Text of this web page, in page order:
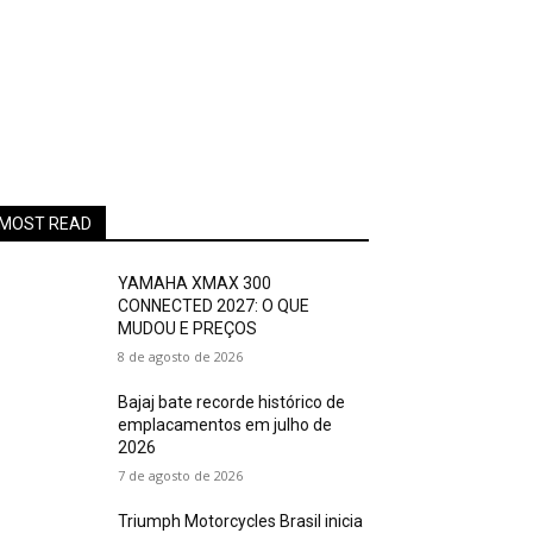
READ
YAMAHA XMAX 300
CONNECTED 2027: O QUE
MUDOU E PREÇOS
8 de agosto de 2026
Bajaj bate recorde histórico de
emplacamentos em julho de
2026
7 de agosto de 2026
Triumph Motorcycles Brasil inicia